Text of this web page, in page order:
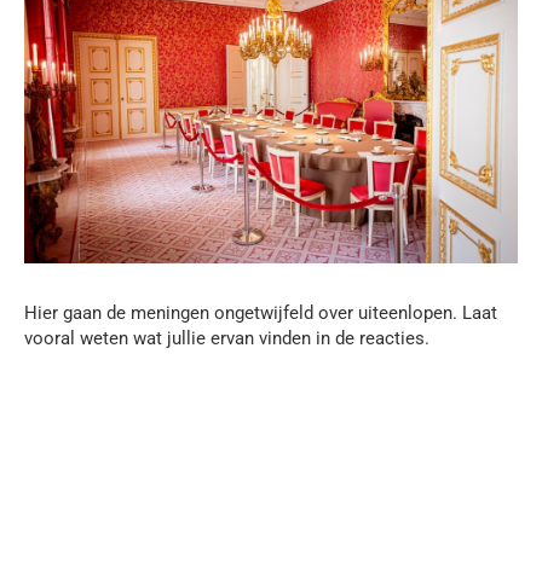
Hier gaan de meningen ongetwijfeld over uiteenlopen. Laat
vooral weten wat jullie ervan vinden in de reacties.